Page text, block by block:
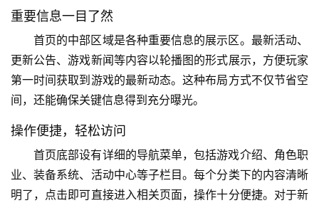
重要信息一目了然
首页的中部区域是各种重要信息的展示区。最新活动、
更新公告、游戏新闻等内容以轮播图的形式展示，方便玩家
第一时间获取到游戏的最新动态。这种布局方式不仅节省空
间，还能确保关键信息得到充分曝光。
操作便捷，轻松访问
首页底部设有详细的导航菜单，包括游戏介绍、角色职
业、装备系统、活动中心等子栏目。每个分类下的内容清晰
明了，点击即可直接进入相关页面，操作十分便捷。对于新